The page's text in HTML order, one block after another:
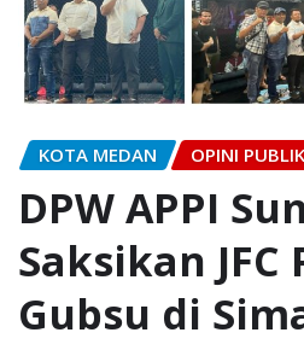
KOTA MEDAN OPINI PUBLIK
DPW APPI
Saksikan JFC
Gubsu di